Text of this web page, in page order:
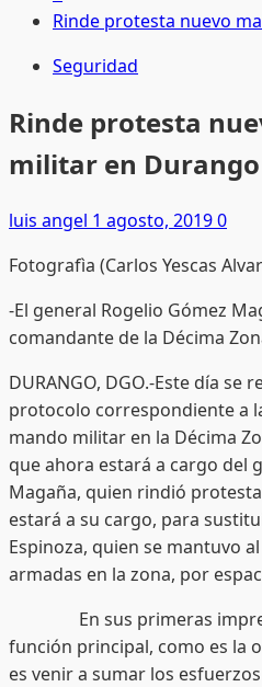
Rinde protesta nuevo
Seguridad
Rinde protesta
militar en Durango
luis angel 1 agosto, 20190
Fotografìa (Carlos Yescas
-El general Rogelio Gómez
comandante de la Décima
DURANGO, DGO.-Este día se
protocolo correspondiente a
mando militar en la Décima
que ahora estará a cargo del
Magaña, quien rindió
estará a su cargo, para
Espinoza, quien se mantuvo
armadas en la zona, por
En sus primeras
función principal, como es la
es venir a sumar los